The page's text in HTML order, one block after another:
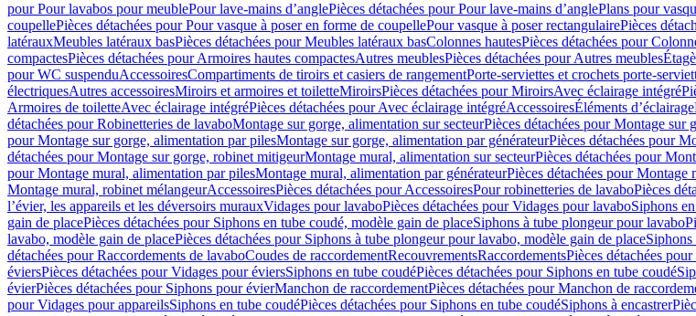
pour Pour lavabos pour meublePour lave-mains d’anglePièces détachées pour Pour lave-mains d’anglePlans pour
coupellePièces détachées pour Pour vasque à poser en forme de coupellePour vasque à poser rectangulairePièces
latérauxMeubles latéraux basPièces détachées pour Meubles latéraux basColonnes hautesPièces détachées pour
compactesPièces détachées pour Armoires hautes compactesAutres meublesPièces détachées pour Autres meubles
pour WC suspenduAccessoiresCompartiments de tiroirs et casiers de rangementPorte-serviettes et crochets porte-
électriquesAutres accessoiresMiroirs et armoires et toiletteMiroirsPièces détachées pour MiroirsAvec éclairage intégré
Armoires de toiletteAvec éclairage intégréPièces détachées pour Avec éclairage intégréAccessoiresÉléments d’éclairage
détachées pour Robinetteries de lavaboMontage sur gorge, alimentation sur secteurPièces détachées pour Montage sur
pour Montage sur gorge, alimentation par pilesMontage sur gorge, alimentation par générateurPièces détachées pour
détachées pour Montage sur gorge, robinet mitigeurMontage mural, alimentation sur secteurPièces détachées pour
pour Montage mural, alimentation par pilesMontage mural, alimentation par générateurPièces détachées pour
Montage mural, robinet mélangeurAccessoiresPièces détachées pour AccessoiresPour robinetteries de lavaboPièces
l’évier, les appareils et les déversoirs murauxVidages pour lavaboPièces détachées pour Vidages pour lavaboSiphons
gain de placePièces détachées pour Siphons en tube coudé, modèle gain de placeSiphons à tube plongeur pour lavabo
lavabo, modèle gain de placePièces détachées pour Siphons à tube plongeur pour lavabo, modèle gain de placeSiphons
détachées pour Raccordements de lavaboCoudes de raccordementRecouvrementsRaccordementsPièces détachées
éviersPièces détachées pour Vidages pour éviersSiphons en tube coudéPièces détachées pour Siphons en tube coudé
évierPièces détachées pour Siphons pour évierManchon de raccordementPièces détachées pour Manchon de
pour Vidages pour appareilsSiphons en tube coudéPièces détachées pour Siphons en tube coudéSiphons à encastrer